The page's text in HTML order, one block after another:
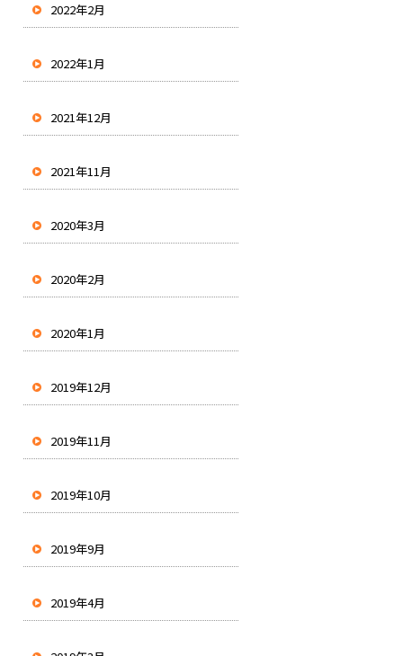
2022年2月
2022年1月
2021年12月
2021年11月
2020年3月
2020年2月
2020年1月
2019年12月
2019年11月
2019年10月
2019年9月
2019年4月